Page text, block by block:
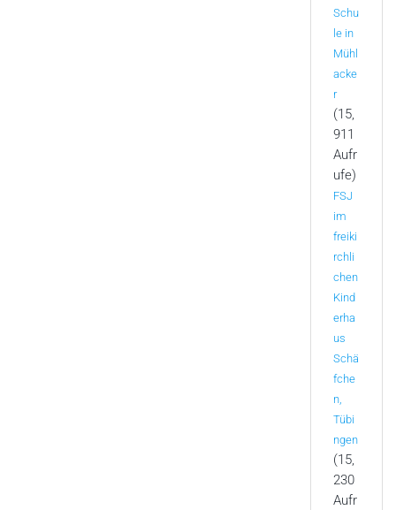
Schu
le in
Mühl
acke
r
(15,
911
Aufr
ufe)
FSJ
im
freiki
rchli
chen
Kind
erha
us
Schä
fche
n,
Tübi
ngen
(15,
230
Aufr